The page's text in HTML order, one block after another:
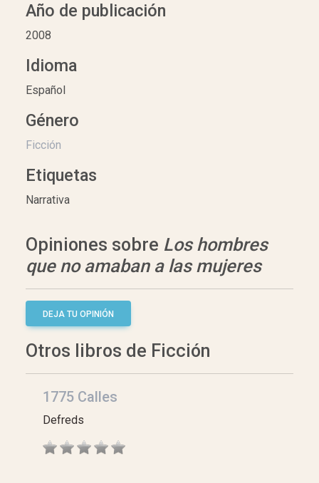
Año de publicación
2008
Idioma
Español
Género
Ficción
Etiquetas
Narrativa
Opiniones sobre Los hombres
que no amaban a las mujeres
DEJA TU OPINIÓN
Otros libros de Ficción
1775 Calles
Defreds